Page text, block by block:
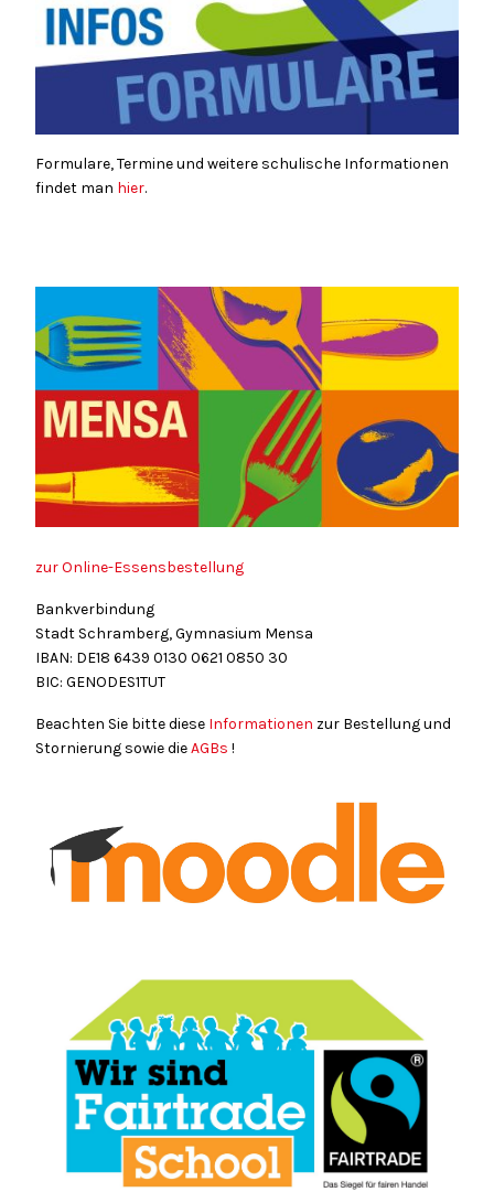
Formulare, Termine und weitere schulische Informationen
findet man hier.
zur Online-Essensbestellung
Bankverbindung
Stadt Schramberg, Gymnasium Mensa
IBAN: DE18 6439 0130 0621 0850 30
BIC: GENODES1TUT
Beachten Sie bitte diese Informationen zur Bestellung und
Stornierung sowie dieAGBs !